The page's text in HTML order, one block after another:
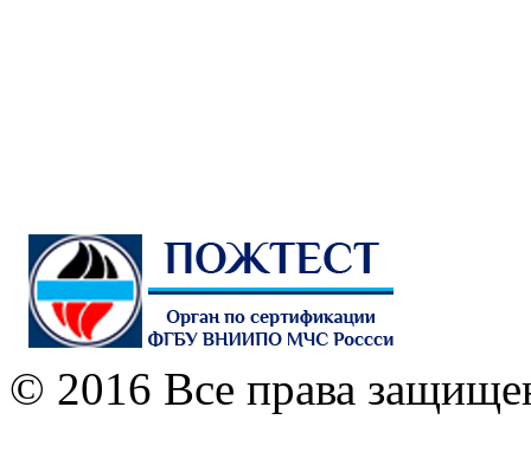
© 2016 Все права